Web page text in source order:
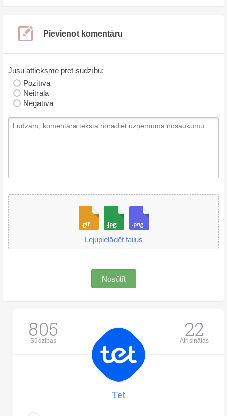
Pievienot komentāru
Jūsu attieksme pret sūdzību:
Pozitīva
Neitrāla
Negatīva
Lejupielādēt failus
Nosūtīt
805
Sūdzības 22
Atrisinātas
Tet